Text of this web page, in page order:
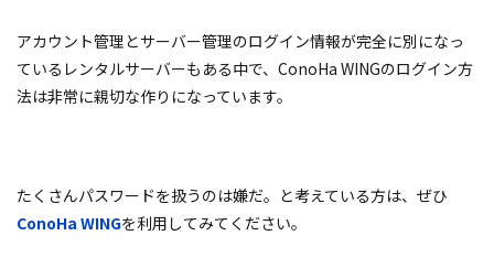
アカウント管理とサーバー管理のログイン情報が完全に別になっ
ているレンタルサーバーもある中で、ConoHa WINGのログイン方
法は非常に親切な作りになっています。
たくさんパスワードを扱うのは嫌だ。と考えている方は、ぜひ
ConoHa WINGを利用してみてください。